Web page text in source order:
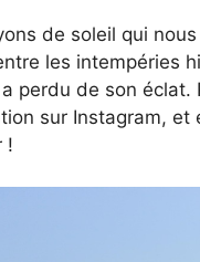
de soleil qui
les intempéries
perdu de son
sur Instagram, et
!